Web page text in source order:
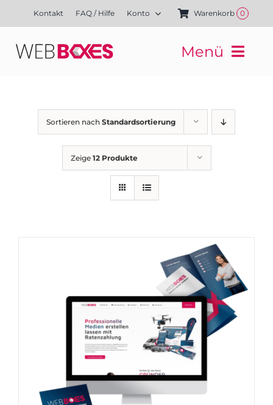
Kontakt FAQ / Hilfe Konto Warenkorb 0
Menü
Kampagnen
Referenzen
Finanzierung
Sortieren nach Standardsortierung
Zeige 12 Produkte